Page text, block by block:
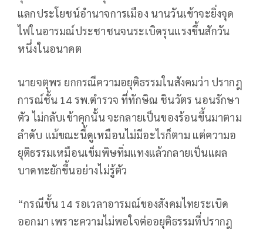
แลกประโยชน์อำนาจการเมือง นานวันเข้าจะยิ่งจุด
ไฟในอารมณ์ประชาชนจนระเบิดรุนแรงขึ้นสักวัน
หนึ่งในอนาคต
นายจตุพร ยกกรณีความอยุติธรรมในสังคมว่า ปรากฎ
การณ์ชั้น 14 รพ.ตำรวจ ที่ทักษิณ ชินวัตร นอนรักษา
ตัว ไม่กลับเข้าคุกนั้น จะกลายเป็นของร้อนขึ้นมาตาม
ลำดับ แม้ขณะนี้ดูเหมือนไม่มีอะไรก็ตาม แต่ความอ
ยุติธรรมเหมือนเข็มพิษทิ่มแทงแล้วกลายเป็นแผล
บาดทะยักขึ้นอย่างไม่รู้ตัว
“กรณีชั้น 14 รอเวลาอารมณ์ของสังคมไทยระเบิด
ออกมา เพราะความไม่พอใจต่ออยุติธรรมที่ปรากฎ